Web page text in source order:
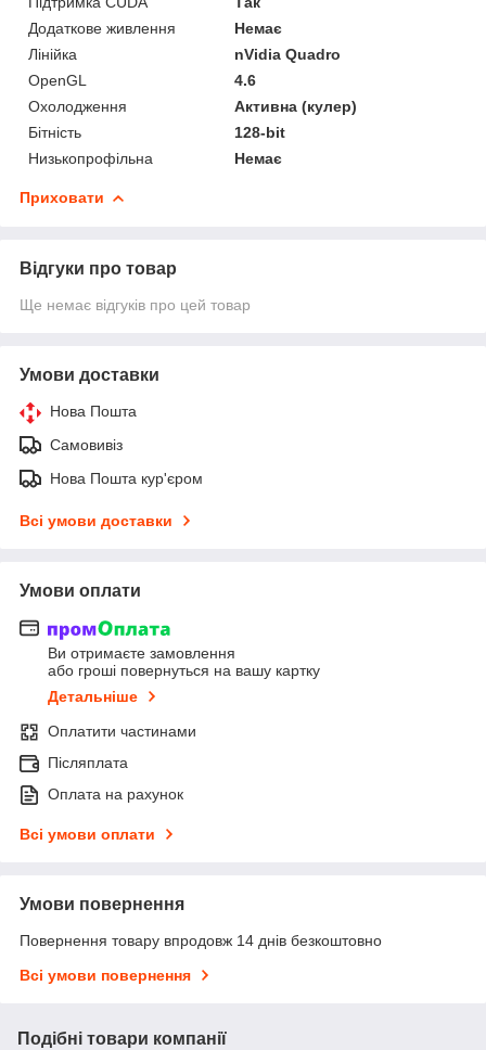
Додаткове живлення
Немає
Лінійка
nVidia Quadro
OpenGL
4.6
Охолодження
Активна (кулер)
Бітність
128-bit
Низькопрофільна
Немає
Приховати
Відгуки про товар
Ще немає відгуків про цей товар
Умови доставки
Нова Пошта
Самовивіз
Нова Пошта кур'єром
Всі умови доставки
Умови оплати
Ви отримаєте замовлення
або гроші повернуться на вашу картку
Детальніше
Оплатити частинами
Післяплата
Оплата на рахунок
Всі умови оплати
Умови повернення
Повернення товару впродовж 14 днів безкоштовно
Всі умови повернення
Подібні товари компанії